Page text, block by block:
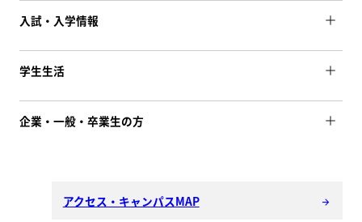
入試・入学情報
学生生活
企業・一般・卒業生の方
アクセス・キャンパスMAP arrow_forward